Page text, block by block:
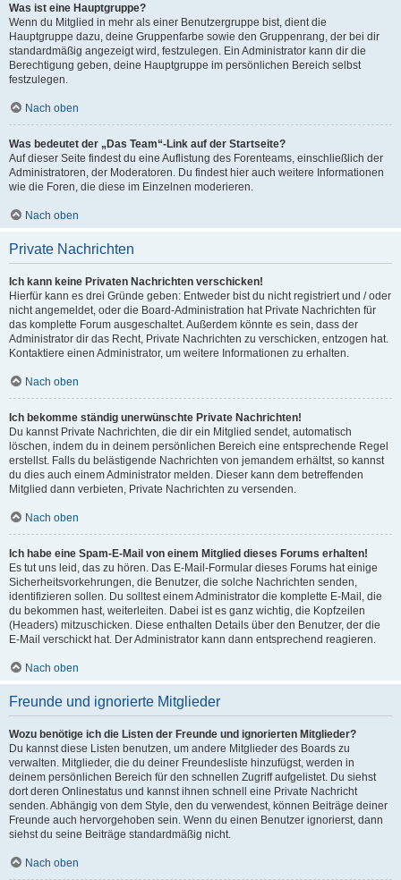
Was ist eine Hauptgruppe?
Wenn du Mitglied in mehr als einer Benutzergruppe bist, dient die
Hauptgruppe dazu, deine Gruppenfarbe sowie den Gruppenrang, der bei dir
standardmäßig angezeigt wird, festzulegen. Ein Administrator kann dir die
Berechtigung geben, deine Hauptgruppe im persönlichen Bereich selbst
festzulegen.
Nach oben
Was bedeutet der „Das Team“-Link auf der Startseite?
Auf dieser Seite findest du eine Auflistung des Forenteams, einschließlich der
Administratoren, der Moderatoren. Du findest hier auch weitere Informationen
wie die Foren, die diese im Einzelnen moderieren.
Nach oben
Private Nachrichten
Ich kann keine Privaten Nachrichten verschicken!
Hierfür kann es drei Gründe geben: Entweder bist du nicht registriert und / oder
nicht angemeldet, oder die Board-Administration hat Private Nachrichten für
das komplette Forum ausgeschaltet. Außerdem könnte es sein, dass der
Administrator dir das Recht, Private Nachrichten zu verschicken, entzogen hat.
Kontaktiere einen Administrator, um weitere Informationen zu erhalten.
Nach oben
Ich bekomme ständig unerwünschte Private Nachrichten!
Du kannst Private Nachrichten, die dir ein Mitglied sendet, automatisch
löschen, indem du in deinem persönlichen Bereich eine entsprechende Regel
erstellst. Falls du belästigende Nachrichten von jemandem erhältst, so kannst
du dies auch einem Administrator melden. Dieser kann dem betreffenden
Mitglied dann verbieten, Private Nachrichten zu versenden.
Nach oben
Ich habe eine Spam-E-Mail von einem Mitglied dieses Forums erhalten!
Es tut uns leid, das zu hören. Das E-Mail-Formular dieses Forums hat einige
Sicherheitsvorkehrungen, die Benutzer, die solche Nachrichten senden,
identifizieren sollen. Du solltest einem Administrator die komplette E-Mail, die
du bekommen hast, weiterleiten. Dabei ist es ganz wichtig, die Kopfzeilen
(Headers) mitzuschicken. Diese enthalten Details über den Benutzer, der die
E-Mail verschickt hat. Der Administrator kann dann entsprechend reagieren.
Nach oben
Freunde und ignorierte Mitglieder
Wozu benötige ich die Listen der Freunde und ignorierten Mitglieder?
Du kannst diese Listen benutzen, um andere Mitglieder des Boards zu
verwalten. Mitglieder, die du deiner Freundesliste hinzufügst, werden in
deinem persönlichen Bereich für den schnellen Zugriff aufgelistet. Du siehst
dort deren Onlinestatus und kannst ihnen schnell eine Private Nachricht
senden. Abhängig von dem Style, den du verwendest, können Beiträge deiner
Freunde auch hervorgehoben sein. Wenn du einen Benutzer ignorierst, dann
siehst du seine Beiträge standardmäßig nicht.
Nach oben